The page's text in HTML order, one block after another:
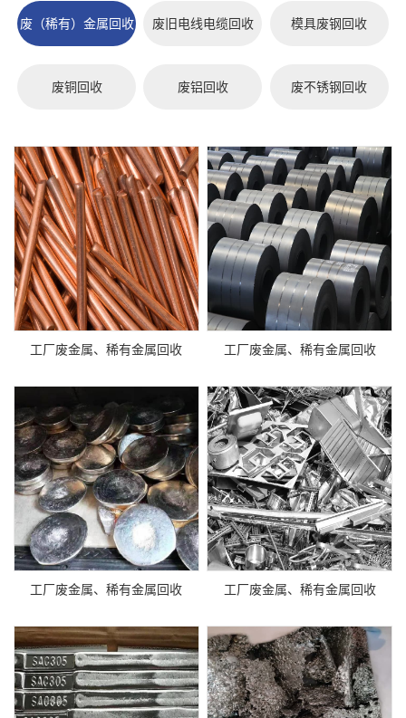
废（稀有）金属回收 废旧电线电缆回收 模具废钢回收
废铜回收 废铝回收 废不锈钢回收
工厂废金属、稀有金属回收 工厂废金属、稀有金属回收
工厂废金属、稀有金属回收 工厂废金属、稀有金属回收